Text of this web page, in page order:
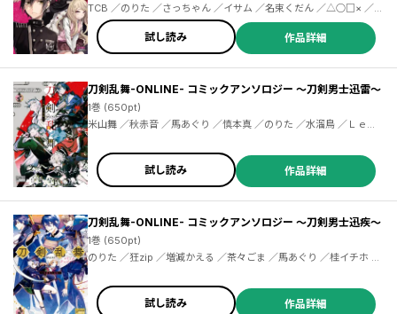
TCB ／のりた ／さっちゃん ／イサム ／名束くだん ／△○□× ／ゆ
っこ ／はやせれく ／9℃ ／花咲まにお ／ぶんこ ／永緒ウカ ／はく
り ／板垣ハコ ／望月和臣 ／雪矢トモキ ／堀口レオ ／渡空燕丸 ／
りりお ／タカダフミ子 ／リスノ ／荻野アつき ／こいち ／ももせ
試し読み 作品詳細
刀剣乱舞-ONLINE- コミックアンソロジー ～刀剣男士迅雷～
1巻 (650pt)
米山舞 ／秋赤音 ／馬あぐり ／慎本真 ／のりた ／水溜鳥 ／ＬｅＫ
Ｉ ／桂イチホ ／かぼたろ ／鈴華 ／泥川恵 ／永緒ウカ ／冬木 ／無
糖党 ／望月和臣 ／ももせ ／森川侑 ／わに ／わらなべ ／さとうふ
試し読み 作品詳細
刀剣乱舞-ONLINE- コミックアンソロジー ～刀剣男士迅疾～
1巻 (650pt)
のりた ／狂zip ／増減かえる ／茶々ごま ／馬あぐり ／桂イチホ ／
喜来ユウ ／九暮華麗 ／白石琴似 ／永緒ウカ ／ふじ野 ／望月和臣
／森川侑 ／山口えいと ／渡空燕丸 ／わらなべ ／しげの秀一
試し読み 作品詳細